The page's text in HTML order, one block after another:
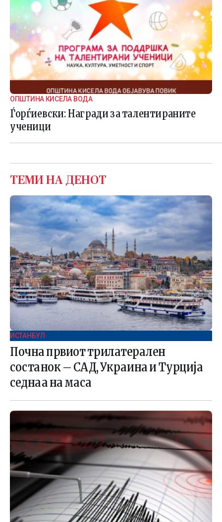
ОПШТИНА КИСЕЛА ВОДА
Ѓорѓиевски: Награди за талентираните
ученици
ТЕМИ НА ДЕНОТ
ИСТАНБУЛ
Почна првиот трилатерален
состанок – САД, Украина и Турција
седнаа на маса